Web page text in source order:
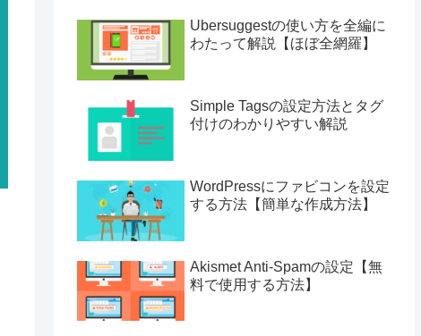
Ubersuggestの使い方を全編に
わたって解説【ほぼ全網羅】
Simple Tagsの設定方法とタグ
付けのわかりやすい解説
WordPressにファビコンを設定
する方法【簡単な作成方法】
Akismet Anti-Spamの設定【無
料で使用する方法】